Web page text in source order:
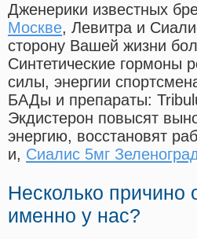
Дженерики известных
Москве, Левитра и
сторону Вашей жизни
Синтетические гормоны
силы, энергии
БАДы и препараты:
Экдистерон повысят
энергию, восстановят
и, Сиалис 5мг
Несколько
именно у нас?